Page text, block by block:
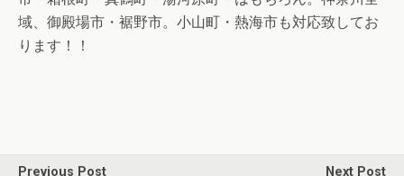
域、御殿場市・裾野市。小山町・熱海市も対応致してお
ります！！
Previous Post
Next Post